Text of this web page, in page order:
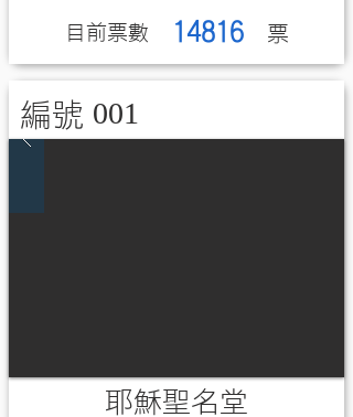
14816
​目前票數 ​票
編號 001
耶穌聖名堂